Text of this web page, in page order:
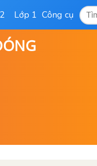
Lớp 1 Công cụ